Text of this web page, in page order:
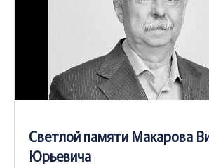
Светлой памяти Макарова
Юрьевича